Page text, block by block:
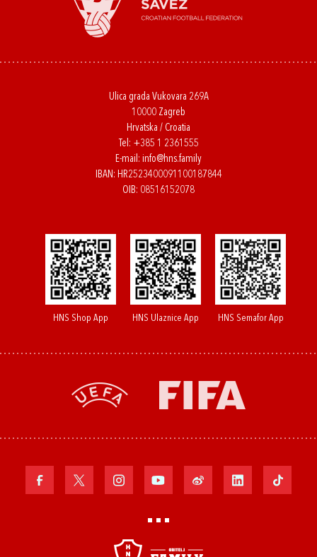
Ulica grada Vukovara 269A
10000 Zagreb
Hrvatska / Croatia
Tel: +385 1 2361555
E-mail: info@hns.family
IBAN: HR2523400091100187844
OIB: 08516152078
HNS Shop App HNS Ulaznice App HNS Semafor App